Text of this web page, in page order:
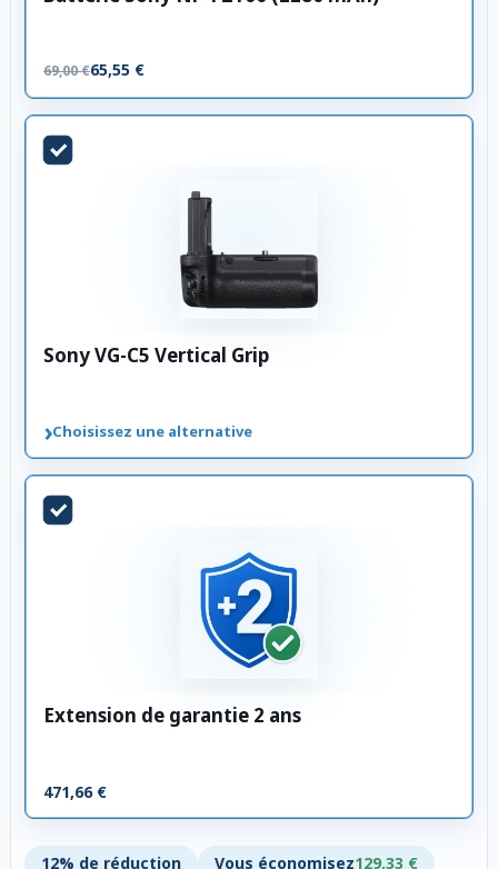
69,00 €65,55 €
Sony VG-C5 Vertical Grip
›Choisissez une alternative
Extension de garantie 2 ans
471,66 €
12% de réduction Vous économisez129,33 €